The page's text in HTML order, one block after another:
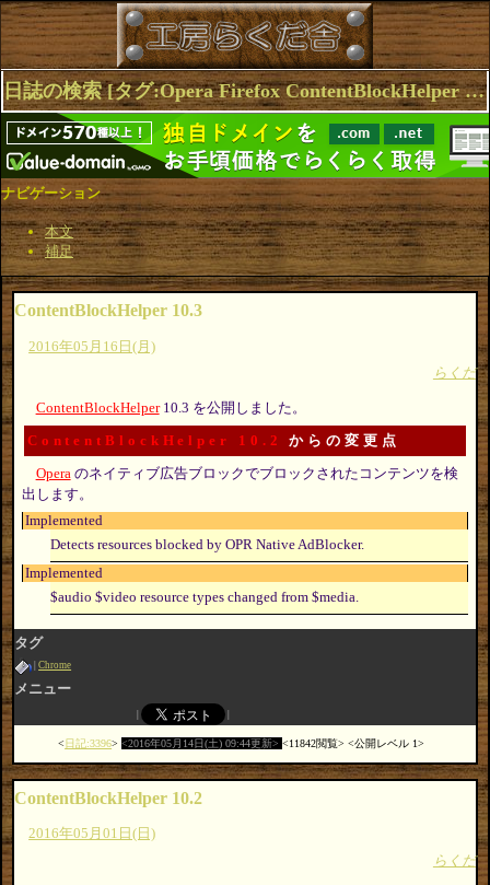
日誌の検索 [タグ:Opera Firefox ContentBlockHelper Browser Extensions] 1～4(4件中)
ナビゲーション
本文
補足
ContentBlockHelper 10.3
2016年05月16日(月)
らくだ
ContentBlockHelper10.3 を公開しました。
ContentBlockHelper 10.2 からの変更点
Operaのネイティブ広告ブロックでブロックされたコンテンツを検
出します。
Implemented
Detects resources blocked by OPR Native AdBlocker.
Implemented
$audio $video resource types changed from $media.
タグ
Chrome
メニュー
日記:3396 2016年05月14日(土) 09:44更新 11842閲覧 公開レベル 1
ContentBlockHelper 10.2
2016年05月01日(日)
らくだ